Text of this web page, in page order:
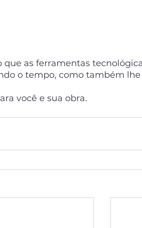
as ferramentas
o tempo, como também
você e sua obra.